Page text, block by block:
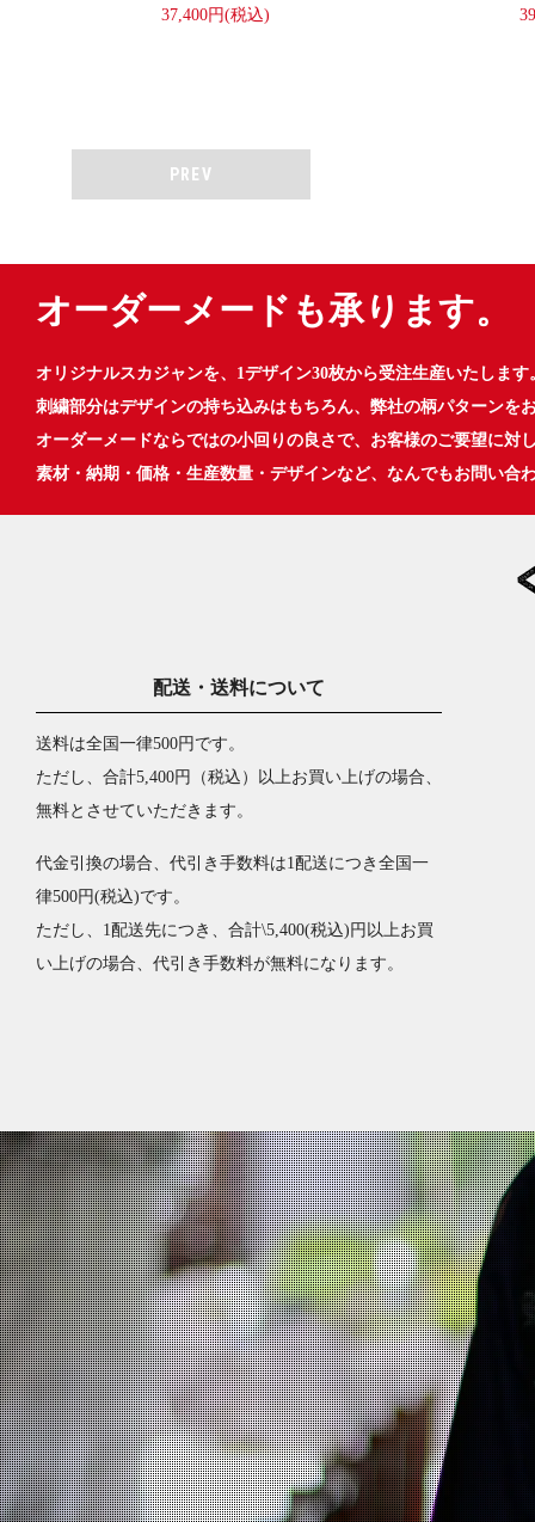
37,400円(税込)
PREV
オーダーメードも承ります。
オリジナルスカジャンを、1デザイン30枚から受注生産いたします
刺繍部分はデザインの持ち込みはもちろん、弊社の柄パターンを
オーダーメードならではの小回りの良さで、お客様のご要望に対
素材・納期・価格・生産数量・デザインなど、なんでもお問い合
配送・送料について
送料は全国一律500円です。
ただし、合計5,400円（税込）以上お買い上げの場合、
無料とさせていただきます。
代金引換の場合、代引き手数料は1配送につき全国一
律500円(税込)です。
ただし、1配送先につき、合計\5,400(税込)円以上お買
い上げの場合、代引き手数料が無料になります。